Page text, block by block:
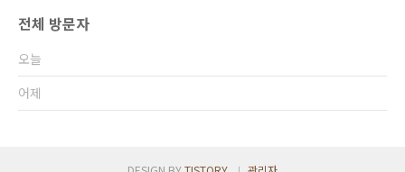
전체 방문자
오늘
어제